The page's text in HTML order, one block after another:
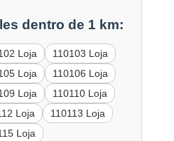
dentro de 1 km:
Loja
110103 Loja
Loja
110106 Loja
Loja
110110 Loja
Loja
110113 Loja
Loja